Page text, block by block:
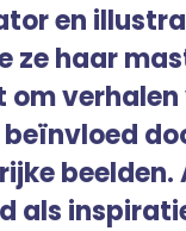
en
ze haar
beelden.
als